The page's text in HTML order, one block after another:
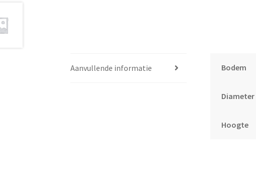
Aanvullende informatie Bodem
Diameter
Hoogte